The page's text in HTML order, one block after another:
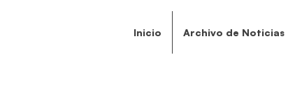
Inicio Archivo de Noticias